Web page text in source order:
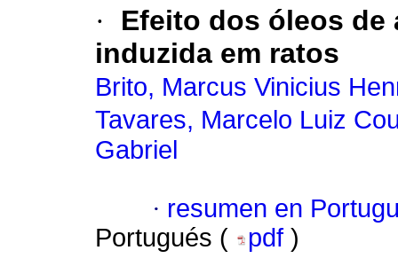
·
Efeito dos óleos de
induzida em ratos
Brito, Marcus Vinicius
Tavares, Marcelo Luiz
Gabriel
· resumen en
Portugués (
pdf )